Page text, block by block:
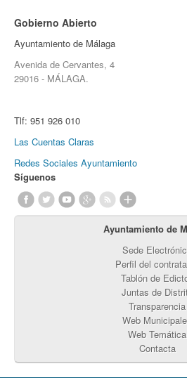
Gobierno Abierto
Ayuntamiento de Málaga
Avenida de Cervantes, 4
29016 - MÁLAGA.
Tlf: 951 926 010
Las Cuentas Claras
Redes Sociales Ayuntamiento
Síguenos
Ayuntamiento de
Sede
Perfil del
Tablón de
Juntas de
Transparencia
Web
Web Temática
Contacta